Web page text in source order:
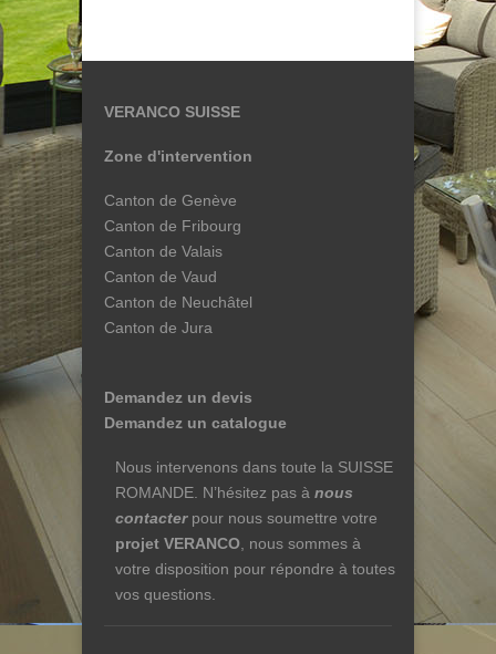
VERANCO SUISSE
Zone d'intervention
Canton de Genève
Canton de Fribourg
Canton de Valais
Canton de Vaud
Canton de Neuchâtel
Canton de Jura
Demandez un devis
Demandez un catalogue
Nous intervenons dans toute la SUISSE
ROMANDE. N’hésitez pas à nous
contacter pour nous soumettre votre
projet VERANCO , nous sommes à
votre disposition pour répondre à toutes
vos questions.